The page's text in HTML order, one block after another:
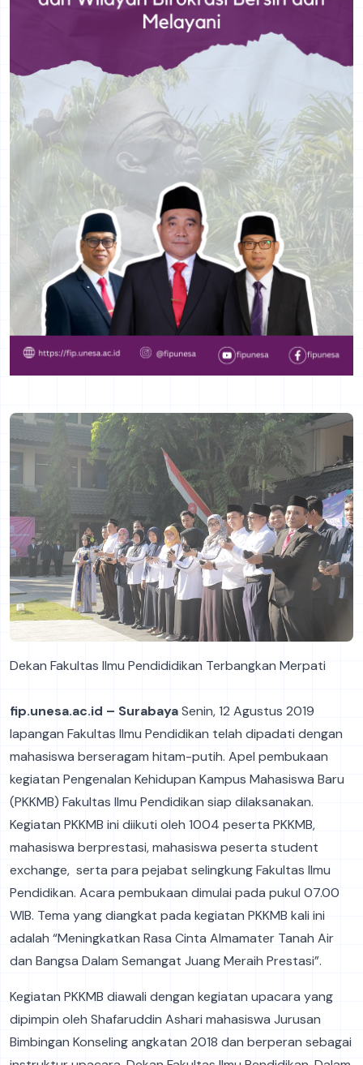
Dekan Fakultas Ilmu Pendididikan Terbangkan Merpati
fip.unesa.ac.id – SurabayaSenin, 12 Agustus 2019
lapangan Fakultas Ilmu Pendidikan telah dipadati dengan
mahasiswa berseragam hitam-putih. Apel pembukaan
kegiatan Pengenalan Kehidupan Kampus Mahasiswa Baru
(PKKMB) Fakultas Ilmu Pendidikan siap dilaksanakan.
Kegiatan PKKMB ini diikuti oleh 1004 peserta PKKMB,
mahasiswa berprestasi, mahasiswa peserta student
exchange, serta para pejabat selingkung Fakultas Ilmu
Pendidikan. Acara pembukaan dimulai pada pukul 07.00
WIB. Tema yang diangkat pada kegiatan PKKMB kali ini
adalah “Meningkatkan Rasa Cinta Almamater Tanah Air
dan Bangsa Dalam Semangat Juang Meraih Prestasi”.
Kegiatan PKKMB diawali dengan kegiatan upacara yang
dipimpin oleh Shafaruddin Ashari mahasiswa Jurusan
Bimbingan Konseling angkatan 2018 dan berperan sebagai